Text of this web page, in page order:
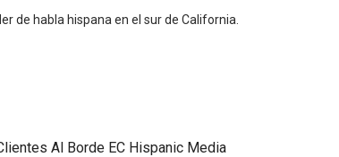
de habla hispana en el sur de California.
Al Borde EC Hispanic Media